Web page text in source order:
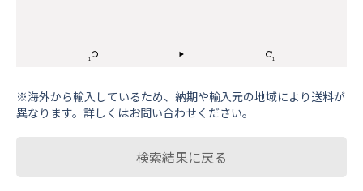
※海外から輸⼊しているため、納期や輸⼊元の地域により送料が
異なります。詳しくはお問い合わせください。
検索結果に戻る